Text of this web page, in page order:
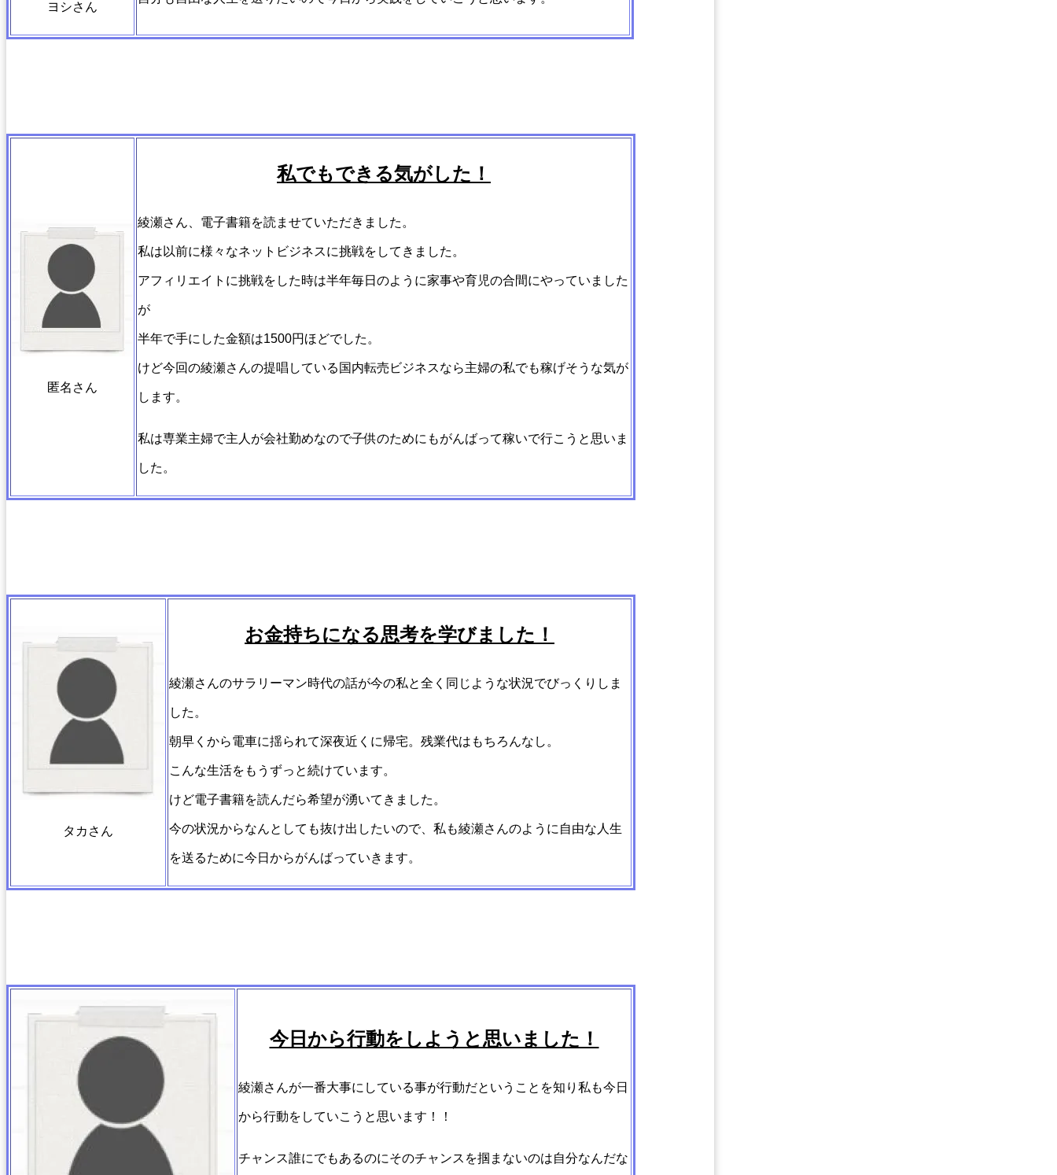
ヨシさん
匿名さん
私でもできる気がした！
綾瀬さん、電子書籍を読ませていただきました。
私は以前に様々なネットビジネスに挑戦をしてきました。
アフィリエイトに挑戦をした時は半年毎日のように家事や育児の合間にやっていました
が
半年で手にした金額は1500円ほどでした。
けど今回の綾瀬さんの提唱している国内転売ビジネスなら主婦の私でも稼げそうな気が
します。
私は専業主婦で主人が会社勤めなので子供のためにもがんばって稼いで行こうと思いま
した。
タカさん
お金持ちになる思考を学びました！
綾瀬さんのサラリーマン時代の話が今の私と全く同じような状況でびっくりしま
した。
朝早くから電車に揺られて深夜近くに帰宅。残業代はもちろんなし。
こんな生活をもうずっと続けています。
けど電子書籍を読んだら希望が湧いてきました。
今の状況からなんとしても抜け出したいので、私も綾瀬さんのように自由な人生
を送るために今日からがんばっていきます。
今日から行動をしようと思いました！
綾瀬さんが一番大事にしている事が行動だということを知り私も今日
から行動をしていこうと思います！！
チャンス誰にでもあるのにそのチャンスを掴まないのは自分なんだな